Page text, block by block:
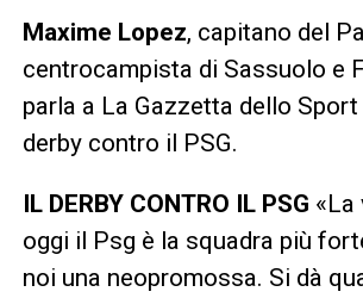
Maxime Lopez, capitano del
centrocampista di Sassuolo e
parla a La Gazzetta dello
derby contro il PSG.
IL DERBY CONTRO IL PSG «La
oggi il Psg è la squadra più
noi una neopromossa. Si dà